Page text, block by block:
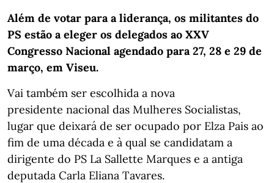
Além de votar para a liderança, os militantes do
PS estão a eleger os delegados ao XXV
Congresso Nacional agendado para 27, 28 e 29 de
março, em Viseu.
Vai também ser escolhida a nova
presidente nacional das Mulheres Socialistas,
lugar que deixará de ser ocupado por Elza Pais ao
fim de uma década e à qual se candidatam a
dirigente do PS La Sallette Marques e a antiga
deputada Carla Eliana Tavares.